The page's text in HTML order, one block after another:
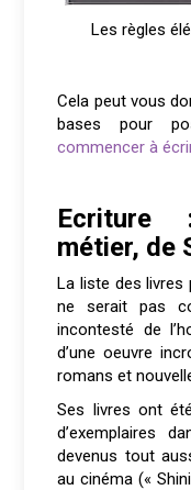
Les règles
Cela peut vous
bases pour
commencer à
Ecriture
métier, de
La liste des livres
ne serait pas
incontesté de
d’une oeuvre
romans et
Ses livres ont
d’exemplaires
devenus tout
au cinéma («